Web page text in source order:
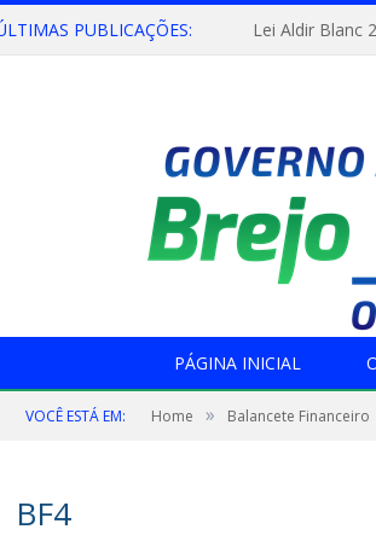
PUBLICAÇÕES: Lei Aldir Blanc
PÁGINA INICIAL
VOCÊ ESTÁ EM: Home » Balancete Financeiro
BF4